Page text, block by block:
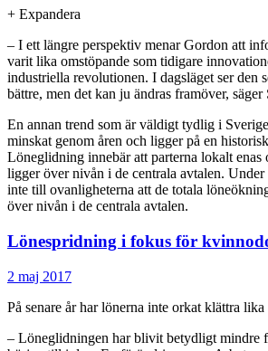
+ Expandera
– I ett längre perspektiv menar Gordon att
varit lika omstöpande som tidigare
industriella revolutionen. I dagsläget ser den
bättre, men det kan ju ändras framöver, säger
En annan trend som är väldigt tydlig i
minskat genom åren och ligger på en
Löneglidning innebär att parterna lokalt enas
ligger över nivån i de centrala avtalen.
inte till ovanligheterna att de totala
över nivån i de centrala avtalen.
Lönespridning i fokus för
2 maj 2017
På senare år har lönerna inte orkat klättra
– Löneglidningen har blivit betydligt mindre